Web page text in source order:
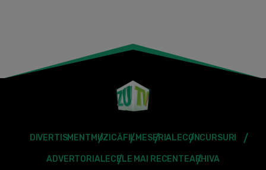
DIVERTISMENT MUZICĂFILMESERIALECONCURSURI
ADVERTORIALECELE MAI RECENTEARHIVA